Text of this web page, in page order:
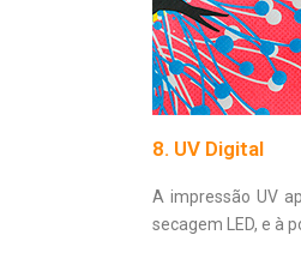
8. UV Digital
A impressão UV
secagem LED, e à